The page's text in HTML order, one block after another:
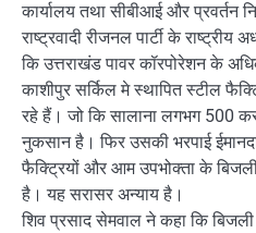
कार्यालय तथा सीबीआई और प्रवर्तन
राष्ट्रवादी रीजनल पार्टी के
कि उत्तराखंड पावर कॉरपोरेशन के
काशीपुर सर्किल मे स्थापित स्टील
रहे हैं। जो कि सालाना लगभग 500
नुकसान है। फिर उसकी भरपाई
फैक्ट्रियों और आम उपभोक्ता के
है। यह सरासर अन्याय है।
शिव प्रसाद सेमवाल ने कहा कि बिजली